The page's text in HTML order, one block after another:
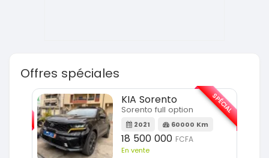
Offres spéciales
KIA Sorento
Sorento full option
2021 60000 Km
18 500 000 FCFA
En vente
SPÉCIAL